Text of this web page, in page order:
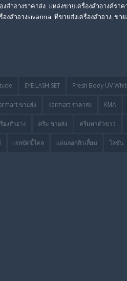
งสําอางราคาส่ง, แหล่งขายเครื่องสําอางค์ราค
องสําอางsivanna, ที่ขายส่งเครื่องสําอาง, ขาย
EYE LASH SET Fresh Body UV
ขายส่ง karmart ราคาส่ง KMA
องสำอาง ครีม ขายส่ง ครีมทาตัวขาว
เจลขัดขี้ไคล แผ่นลอกสิวเสี้ยน โลชั่น